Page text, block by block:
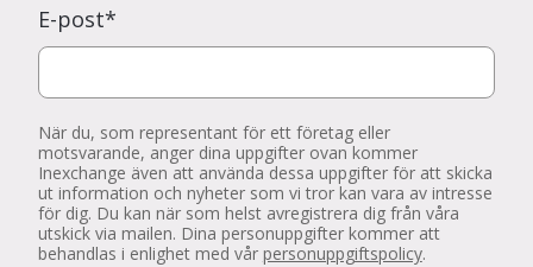
E-post*
När du, som representant för ett företag eller
motsvarande, anger dina uppgifter ovan kommer
Inexchange även att använda dessa uppgifter för att skicka
ut information och nyheter som vi tror kan vara av intresse
för dig. Du kan när som helst avregistrera dig från våra
utskick via mailen. Dina personuppgifter kommer att
behandlas i enlighet med vår personuppgiftspolicy.